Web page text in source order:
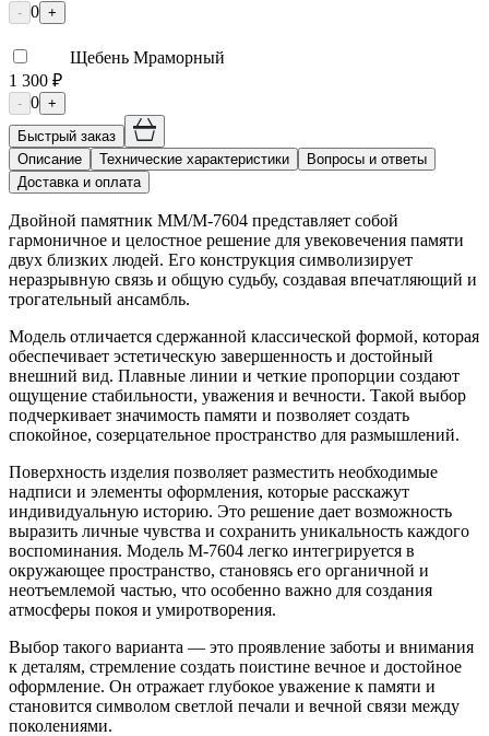
- 0 +
Щебень Мраморный
1 300 ₽
- 0 +
Быстрый заказ
Описание
Технические характеристики
Вопросы и ответы
Доставка и оплата
Двойной памятник ММ/M-7604 представляет собой
гармоничное и целостное решение для увековечения памяти
двух близких людей. Его конструкция символизирует
неразрывную связь и общую судьбу, создавая впечатляющий и
трогательный ансамбль.
Модель отличается сдержанной классической формой, которая
обеспечивает эстетическую завершенность и достойный
внешний вид. Плавные линии и четкие пропорции создают
ощущение стабильности, уважения и вечности. Такой выбор
подчеркивает значимость памяти и позволяет создать
спокойное, созерцательное пространство для размышлений.
Поверхность изделия позволяет разместить необходимые
надписи и элементы оформления, которые расскажут
индивидуальную историю. Это решение дает возможность
выразить личные чувства и сохранить уникальность каждого
воспоминания. Модель M-7604 легко интегрируется в
окружающее пространство, становясь его органичной и
неотъемлемой частью, что особенно важно для создания
атмосферы покоя и умиротворения.
Выбор такого варианта — это проявление заботы и внимания
к деталям, стремление создать поистине вечное и достойное
оформление. Он отражает глубокое уважение к памяти и
становится символом светлой печали и вечной связи между
поколениями.